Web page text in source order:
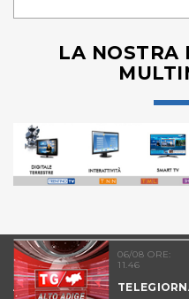
LA NOSTRA
06/08 ORE:
11.46